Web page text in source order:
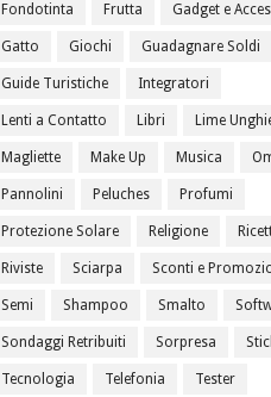
Fondotinta Frutta Gadget e
Gatto Giochi Guadagnare Soldi
Guide Turistiche Integratori
Lenti a Contatto Libri Lime
Magliette Make Up Musica
Pannolini Peluches Profumi
Protezione Solare Religione
Riviste Sciarpa Sconti e
Semi Shampoo Smalto
Sondaggi Retribuiti Sorpresa
Tecnologia Telefonia Tester